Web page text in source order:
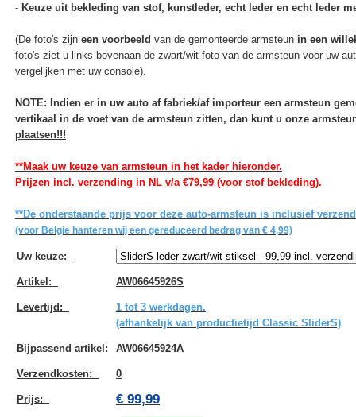
- Keuze uit bekleding van stof, kunstleder, echt leder en echt leder
(De foto's zijn een voorbeeld van de gemonteerde armsteun in een
foto's ziet u links bovenaan de zwart/wit foto van de armsteun voor uw
vergelijken met uw console).
NOTE: Indien er in uw auto af fabriek/af importeur een armsteun
vertikaal in de voet van de armsteun zitten, dan kunt u onze
plaatsen!!!
**Maak uw keuze van armsteun in het kader hieronder.
Prijzen incl. verzending in NL v/a €79,99 (voor stof bekleding).
**De onderstaande prijs voor deze auto-armsteun is inclusief
(voor Belgie hanteren wij een gereduceerd bedrag van € 4,99)
Uw keuze:
Artikel: AW06645926S
Levertijd:
1 tot 3 werkdagen.
(afhankelijk van productietijd Classic SliderS)
Bijpassend artikel: AW06645924A
Verzendkosten: 0
Prijs: € 99,99